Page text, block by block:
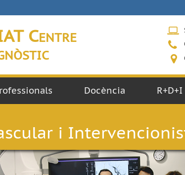
Centre
Docència R+D+I
i